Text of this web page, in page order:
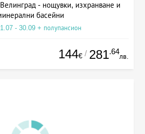
- нощувки, изхранване и
басейни
- 30.09 + полупансион
144€ / 281.64
лв.